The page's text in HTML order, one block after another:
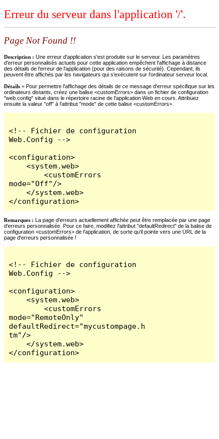
Erreur du serveur dans l'application '/'.
Page Not Found !!
Description : Une erreur d'application s'est produite sur le serveur. Les paramètres
d'erreur personnalisés actuels pour cette application empêchent l'affichage à distance
des détails de l'erreur de l'application (pour des raisons de sécurité). Cependant, ils
peuvent être affichés par les navigateurs qui s'exécutent sur l'ordinateur serveur local.
Détails = Pour permettre l'affichage des détails de ce message d'erreur spécifique sur les
ordinateurs distants, créez une balise <customErrors> dans un fichier de configuration
"web.config" situé dans le répertoire racine de l'application Web en cours. Attribuez
ensuite la valeur "off" à l'attribut "mode" de cette balise <customErrors>.
<!-- Fichier de configuration
Web.Config -->
<configuration>
    <system.web>
        <customErrors
mode="Off"/>
    </system.web>
</configuration>
Remarques : La page d'erreurs actuellement affichée peut être remplacée par une page
d'erreurs personnalisée. Pour ce faire, modifiez l'attribut "defaultRedirect" de la balise de
configuration <customErrors> de l'application, de sorte qu'il pointe vers une URL de la
page d'erreurs personnalisée !
<!-- Fichier de configuration
Web.Config -->
<configuration>
    <system.web>
        <customErrors
mode="RemoteOnly"
defaultRedirect="mycustompage.h
tm"/>
    </system.web>
</configuration>